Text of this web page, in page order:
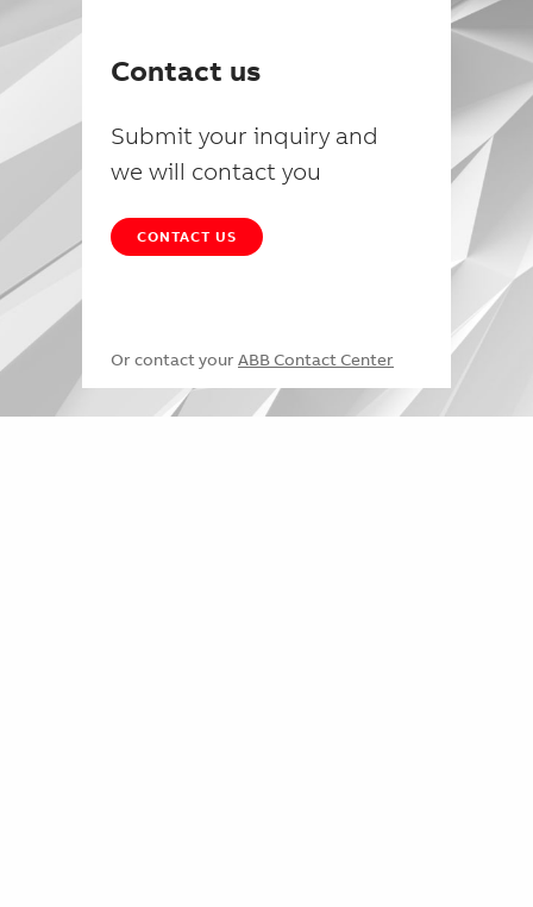
Contact us
Submit your inquiry and
we will contact you
CONTACT US
Or contact your ABB Contact Center